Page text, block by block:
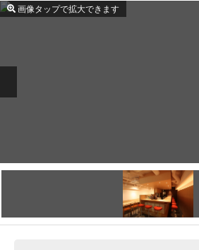
画像タップで拡大できます